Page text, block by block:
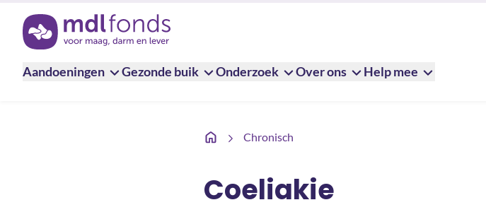
Terug naar de homepage
Aandoeningen Gezonde buik Onderzoek Over ons Help mee
Chronisch
Coeliakie
Coeliakie